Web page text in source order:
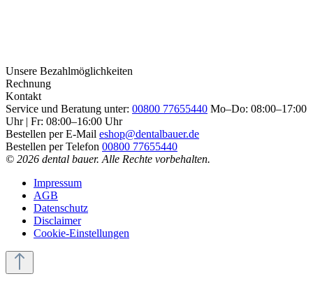
Unsere Bezahlmöglichkeiten
Rechnung
Kontakt
Service und Beratung unter: 00800 77655440 Mo–Do: 08:00–17:00
Uhr | Fr: 08:00–16:00 Uhr
Bestellen per E-Mail eshop@dentalbauer.de
Bestellen per Telefon 00800 77655440
© 2026 dental bauer. Alle Rechte vorbehalten.
Impressum
AGB
Datenschutz
Disclaimer
Cookie-Einstellungen